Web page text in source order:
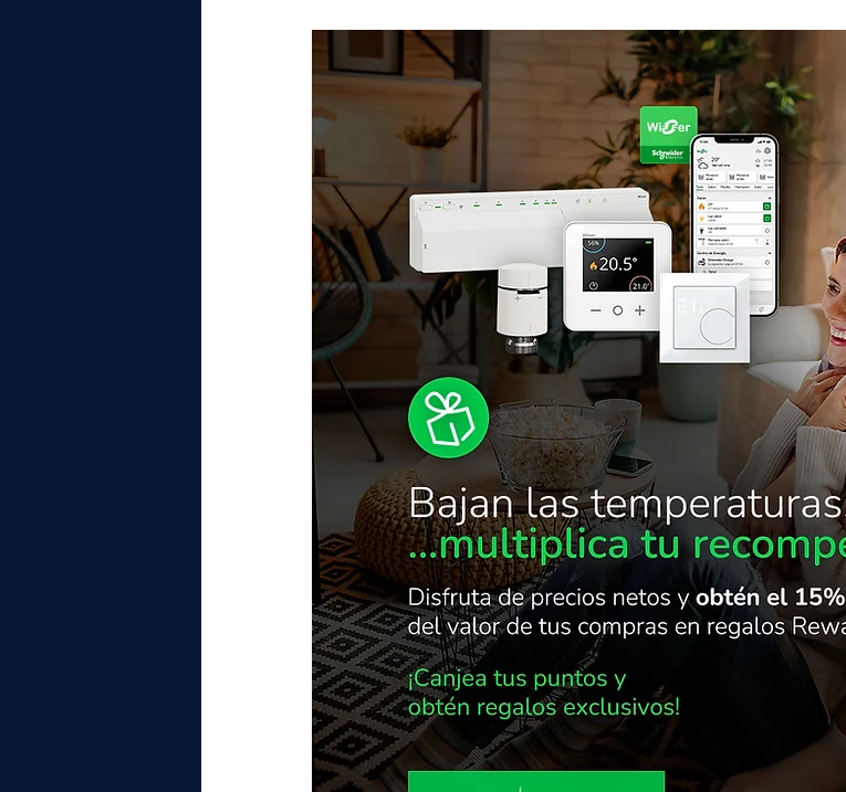
elektrotools-P040000 elektrotools-P059000
elektrotools-P045000 elektrotools-P052000 elektrotools-P01961
elektrotools-P099000 elektrotools-P046000